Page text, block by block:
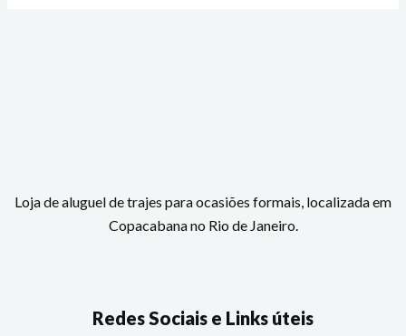
Loja de aluguel de trajes para ocasiões formais, localizada em
Copacabana no Rio de Janeiro.
Redes Sociais e Links úteis